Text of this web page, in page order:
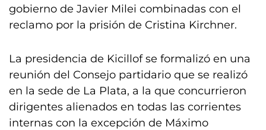
gobierno de Javier Milei combinadas con el
reclamo por la prisión de Cristina Kirchner.
La presidencia de Kicillof se formalizó en una
reunión del Consejo partidario que se realizó
en la sede de La Plata, a la que concurrieron
dirigentes alienados en todas las corrientes
internas con la excepción de Máximo